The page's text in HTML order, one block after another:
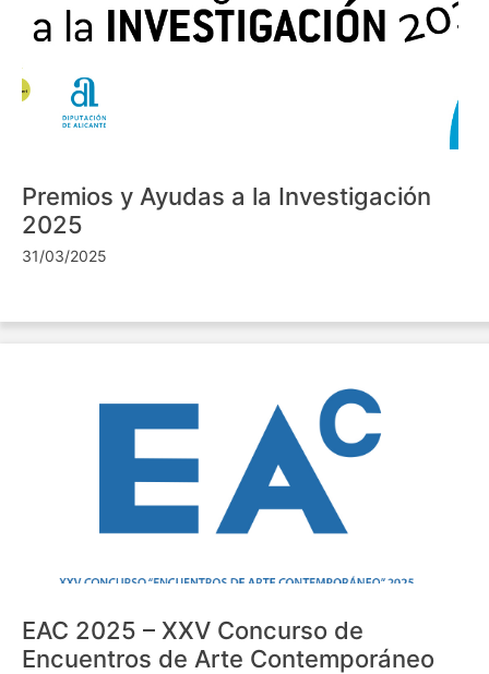
Premios y Ayudas a la Investigación
2025
31/03/2025
EAC 2025 – XXV Concurso de
Encuentros de Arte Contemporáneo